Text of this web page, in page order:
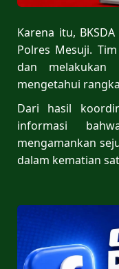
Karena itu,
Polres Mesuji.
dan melakukan
mengetahui
Dari hasil
informasi
mengamankan
dalam kematian